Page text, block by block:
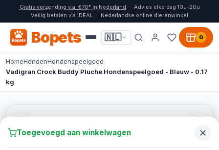
Gratis verzending v.a. €70* in Nederland
Advies elke dag 10u-20u
Veilig betalen via iDEAL
Nederlandse online dierenwinkel
Bopets 🇳🇱 0
HomeHondenHondenspeelgoed
Vadigran Crock Buddy Pluche Hondenspeelgoed - Blauw - 0.17
kg
Toegevoegd aan winkelwagen